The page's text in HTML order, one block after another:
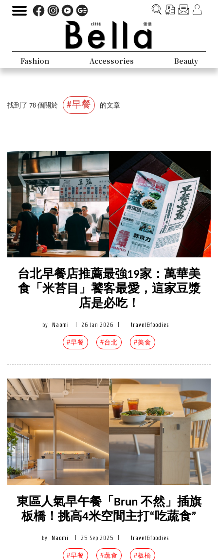
Fashion Accessories Beauty
找到了 78 個關於 #早餐 的文章
台北早餐店推薦最強19家：萬華美
食「米苔目」饕客最愛，這家豆漿
店是必吃！
by Naomi 26 Jan 2026 travel&foodies
#早餐 #台北 #美食
東區人氣早午餐「Brun 不然」插旗
板橋！挑高4米空間主打“吃蔬食”
by Naomi 25 Sep 2025 travel&foodies
#早餐 #蔬食 #板橋